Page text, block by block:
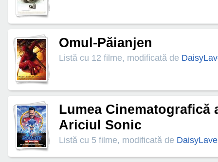
Omul-Păianjen
Listă cu 12 filme, modificată de
Lumea Cinematografică
Ariciul Sonic
Listă cu 5 filme, modificată de